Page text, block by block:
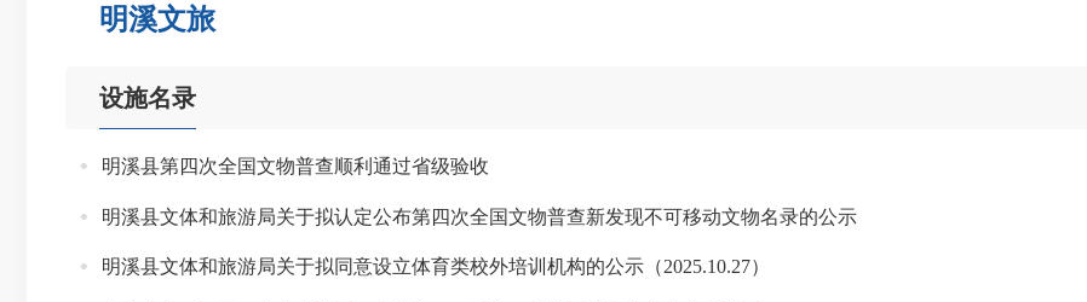
明溪文旅
设施名录
明溪县第四次全国文物普查顺利通过省级验收
明溪县文体和旅游局关于拟认定公布第四次全国文物普查新发现不可移动文物名录的公示
明溪县文体和旅游局关于拟同意设立体育类校外培训机构的公示（2025.10.27）